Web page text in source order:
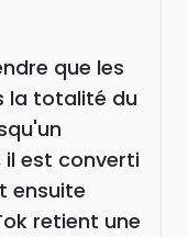
que les
la totalité du
est converti
ensuite
retient une